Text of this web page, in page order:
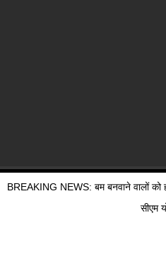
BREAKING NEWS: बम बनवाने वालों को
सीएम